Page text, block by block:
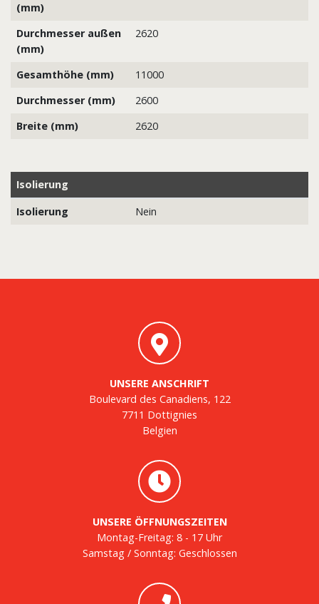
(mm)
Durchmesser außen
(mm)
2620
Gesamthöhe (mm)
11000
Durchmesser (mm)
2600
Breite (mm)
2620
Isolierung
Isolierung
Nein
UNSERE ANSCHRIFT
Boulevard des Canadiens, 122
7711 Dottignies
Belgien
UNSERE ÖFFNUNGSZEITEN
Montag-Freitag: 8 - 17 Uhr
Samstag / Sonntag: Geschlossen